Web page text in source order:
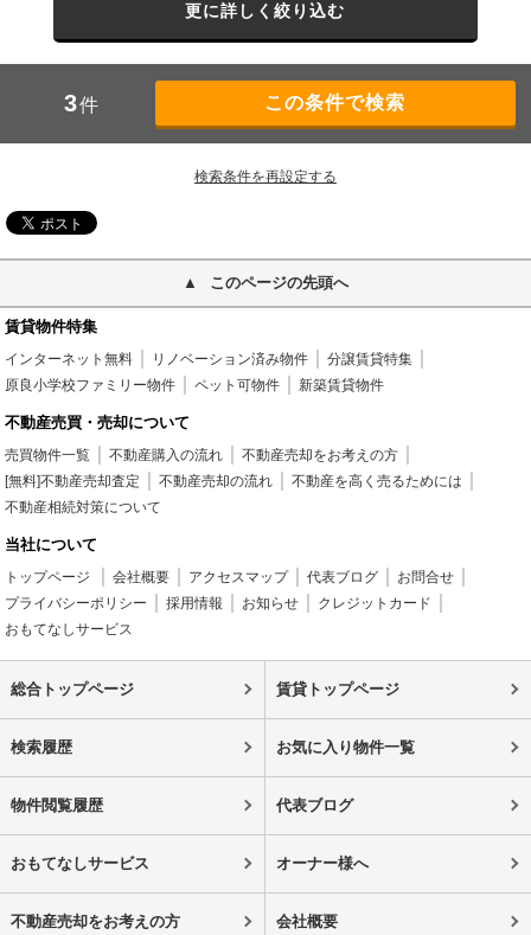
更に詳しく絞り込む
3件
検索条件を再設定する
このページの先頭へ
賃貸物件特集
インターネット無料 リノベーション済み物件
分譲賃貸特集
原良小学校ファミリー物件
ペット可物件 新築賃貸物件
不動産売買・売却について
売買物件一覧 不動産購入の流れ
不動産売却をお考えの方
[無料]不動産売却査定
不動産売却の流れ
不動産を高く売るためには
不動産相続対策について
当社について
トップページ 会社概要 アクセスマップ 代表ブログ
お問合せ
プライバシーポリシー
採用情報 お知らせ
クレジットカード
おもてなしサービス
総合トップページ 賃貸トップページ
検索履歴 お気に入り物件一覧
物件閲覧履歴 代表ブログ
おもてなしサービス オーナー様へ
不動産売却をお考えの方 会社概要